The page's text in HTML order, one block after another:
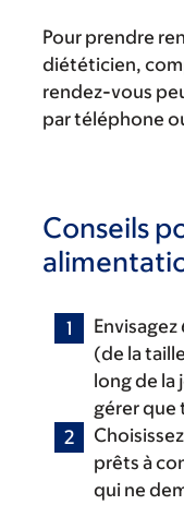
Pour prendre
diététicien,
rendez-vous
par téléphone
Conseils
(de la
long de la
gérer que
prêts à
qui ne